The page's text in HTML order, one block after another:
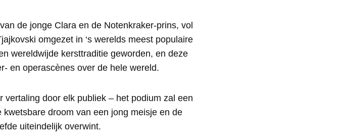
de jonge Clara en de Notenkraker-prins, vol
omgezet in ‘s werelds meest populaire
wereldwijde kersttraditie geworden, en deze
en operascènes over de hele wereld.
door elk publiek – het podium zal een
droom van een jong meisje en de
uiteindelijk overwint.